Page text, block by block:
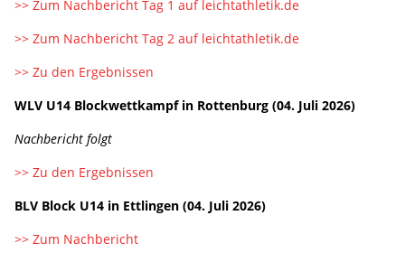
>> Zum Nachbericht Tag 1 auf leichtathletik.de
>> Zum Nachbericht Tag 2 auf leichtathletik.de
>> Zu den Ergebnissen
WLV U14 Blockwettkampf in Rottenburg (04. Juli 2026)
Nachbericht folgt
>> Zu den Ergebnissen
BLV Block U14 in Ettlingen (04. Juli 2026)
>> Zum Nachbericht